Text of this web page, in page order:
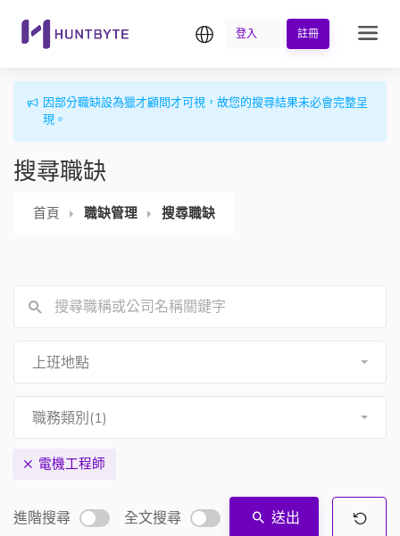
繁中登入 註冊
因部分職缺設為獵才顧問才可視，故您的搜尋結果未必會完整呈
現。
搜尋職缺
首頁 職缺管理 搜尋職缺
上班地點
職務類別(1)
電機工程師
進階搜尋 全文搜尋 送出